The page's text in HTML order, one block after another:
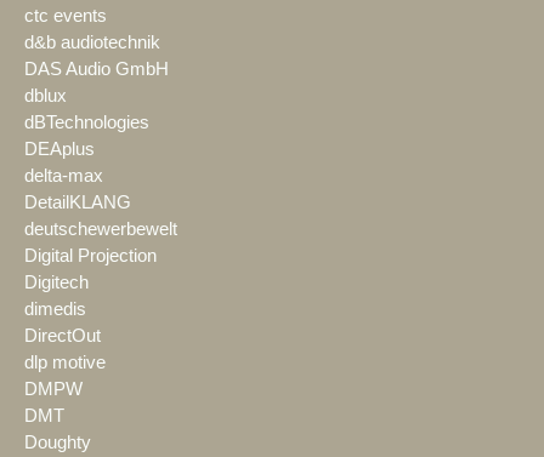
ctc events
d&b audiotechnik
DAS Audio GmbH
dblux
dBTechnologies
DEAplus
delta-max
DetailKLANG
deutschewerbewelt
Digital Projection
Digitech
dimedis
DirectOut
dlp motive
DMPW
DMT
Doughty